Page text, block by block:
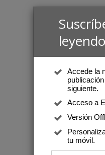
Accede la
siguiente.
Acceso a
Versión
tu móvil.